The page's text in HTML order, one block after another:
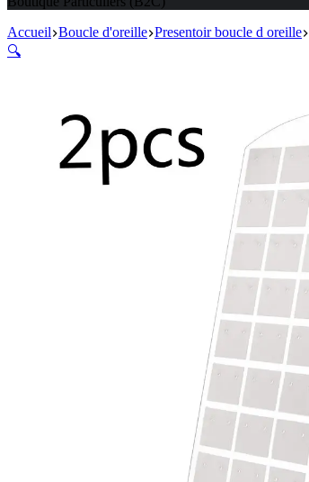
Accueil Boucle d'oreille Presentoir boucle d oreille
🔍